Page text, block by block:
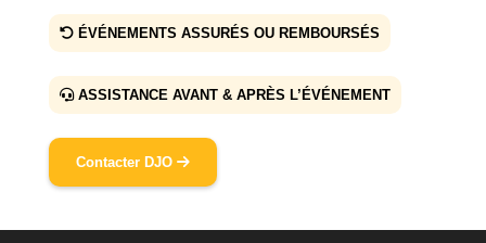
ÉVÉNEMENTS ASSURÉS OU REMBOURSÉS
ASSISTANCE AVANT & APRÈS L’ÉVÉNEMENT
Contacter DJO